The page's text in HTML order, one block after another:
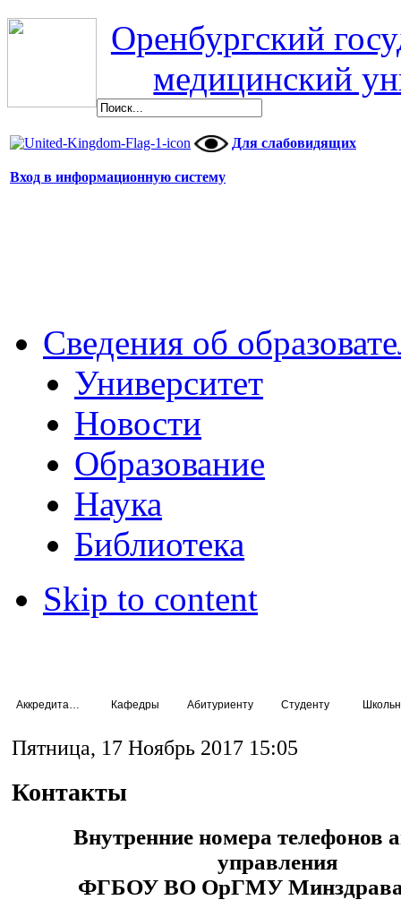
Оренбургский
медицинский
Для слабовидящих
Вход в информационную систему
Сведения об
Университет
Новости
Образование
Наука
Библиотека
Skip to content
Кафедры Абитуриенту Студенту
Пятница, 17 Ноябрь 2017 15:05
Контакты
Внутренние номера телефонов
управления
ФГБОУ ВО ОрГМУ Минздрава